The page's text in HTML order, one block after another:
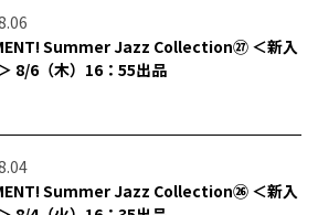
Summer Jazz Collection㉗ ＜新入
8/6（木）16：55出品
Summer Jazz Collection㉖ ＜新入